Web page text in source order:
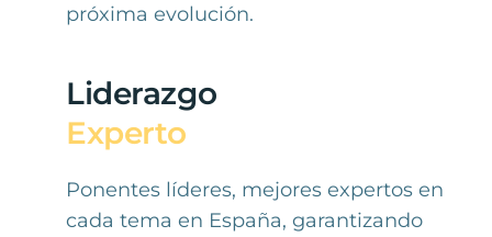
próxima evolución.
Liderazgo
Experto
Ponentes líderes, mejores expertos en
cada tema en España, garantizando